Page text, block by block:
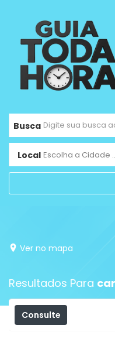
Busca
Local Escolha a Cidade
Ver no mapa
Resultados Para
Consulte